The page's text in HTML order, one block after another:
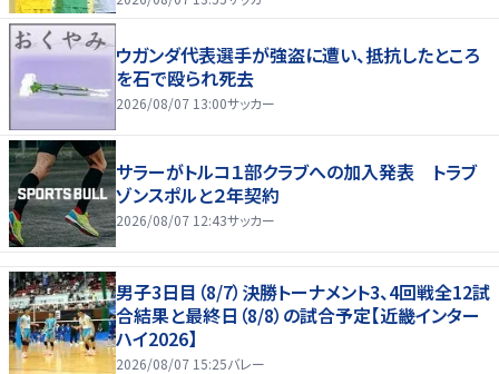
ウガンダ代表選手が強盗に遭い、抵抗したところ
を石で殴られ死去
2026/08/07 13:00サッカー
サラーがトルコ１部クラブへの加入発表 トラブ
ゾンスポルと２年契約
2026/08/07 12:43サッカー
男子3日目（8/7）決勝トーナメント3、4回戦全12試
合結果と最終日（8/8）の試合予定【近畿インター
ハイ2026】
2026/08/07 15:25バレー